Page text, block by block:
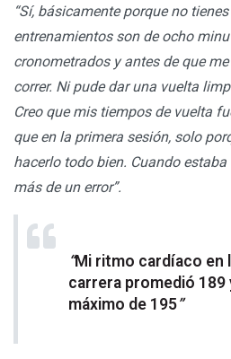
“Sí, básicamente porque no
entrenamientos son de ocho
cronometrados y antes de que
correr. Ni pude dar una vuelta
Creo que mis tiempos de vuelta
que en la primera sesión, solo
hacerlo todo bien. Cuando
más de un error”.
“Mi ritmo cardíaco en
carrera promedió 189
máximo de 195”